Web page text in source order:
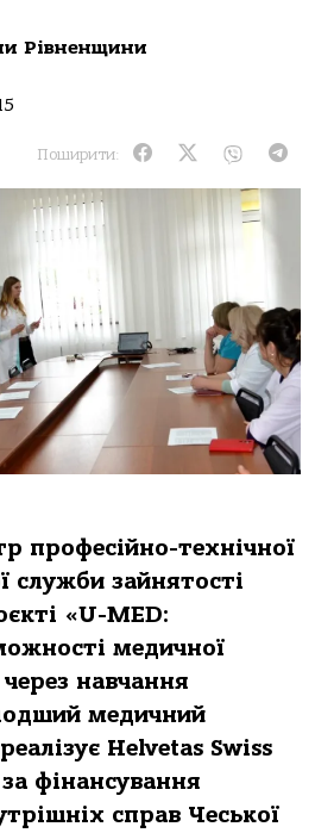
Рівненщини
Поширити:
професійно-технічної
служби зайнятості
«U-MED:
медичної
навчання
медичний
Helvetas Swiss
фінансування
справ Чеської